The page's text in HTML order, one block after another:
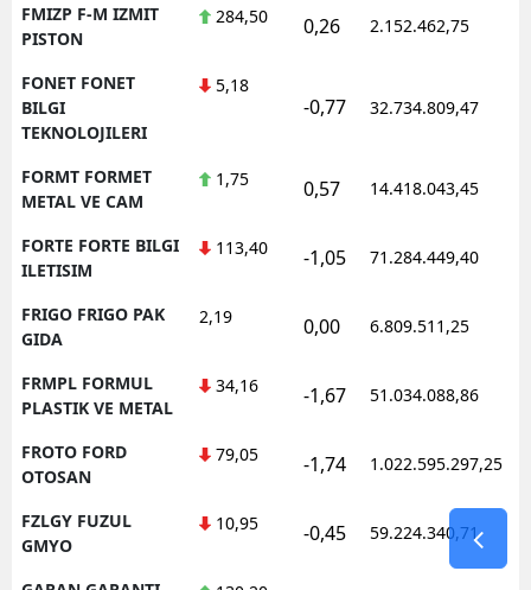
FMIZP F-M IZMIT
PISTON
284,50 0,26 2.152.462,75
FONET FONET
BILGI
TEKNOLOJILERI
5,18
-0,77 32.734.809,47
FORMT FORMET
METAL VE CAM
1,75 0,57 14.418.043,45
FORTE FORTE BILGI
ILETISIM
113,40 -1,05 71.284.449,40
FRIGO FRIGO PAK
GIDA
2,19 0,00 6.809.511,25
FRMPL FORMUL
PLASTIK VE METAL
34,16 -1,67 51.034.088,86
FROTO FORD
OTOSAN
79,05 -1,74 1.022.595.297,25
FZLGY FUZUL
GMYO
10,95 -0,45 59.224.340,71